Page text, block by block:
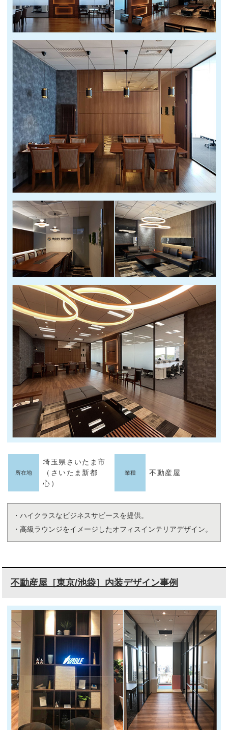
所在地
埼玉県さいたま市
（さいたま新都
心）
業種 不動産屋
・ハイクラスなビジネスサビースを提供。
・高級ラウンジをイメージしたオフィスインテリアデザイン。
不動産屋［東京/池袋］内装デザイン事例